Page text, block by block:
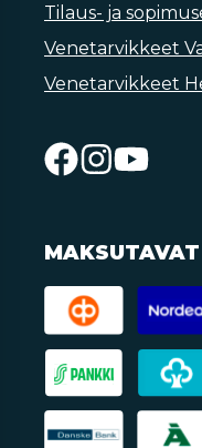
Tilaus- ja
Venetarvikkeet
Venetarvikkeet
MAKSUTAVAT